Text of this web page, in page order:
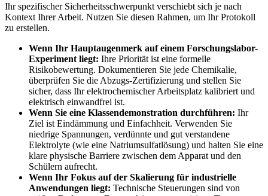
Ihr spezifischer Sicherheitsschwerpunkt verschiebt sich je nach
Kontext Ihrer Arbeit. Nutzen Sie diesen Rahmen, um Ihr Protokoll
zu erstellen.
Wenn Ihr Hauptaugenmerk auf einem Forschungslabor-
Experiment liegt: Ihre Priorität ist eine formelle
Risikobewertung. Dokumentieren Sie jede Chemikalie,
überprüfen Sie die Abzugs-Zertifizierung und stellen Sie
sicher, dass Ihr elektrochemischer Arbeitsplatz kalibriert und
elektrisch einwandfrei ist.
Wenn Sie eine Klassendemonstration durchführen: Ihr
Ziel ist Eindämmung und Einfachheit. Verwenden Sie
niedrige Spannungen, verdünnte und gut verstandene
Elektrolyte (wie eine Natriumsulfatlösung) und halten Sie eine
klare physische Barriere zwischen dem Apparat und den
Schülern aufrecht.
Wenn Ihr Fokus auf der Skalierung für industrielle
Anwendungen liegt: Technische Steuerungen sind von